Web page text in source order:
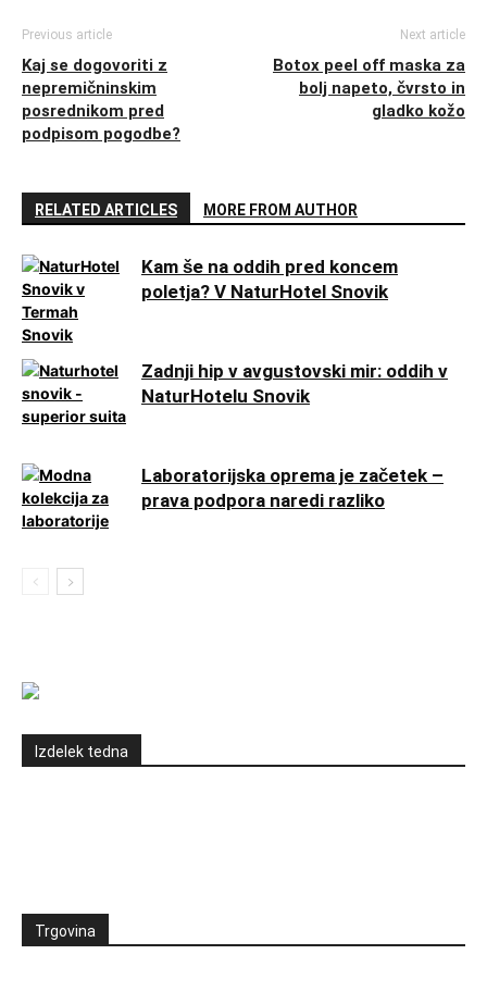
Previous article
Kaj se dogovoriti z
nepremičninskim
posrednikom pred
podpisom pogodbe?
Next article
Botox peel off maska za
bolj napeto, čvrsto in
gladko kožo
RELATED ARTICLES MORE FROM AUTHOR
Kam še na oddih pred koncem
poletja? V NaturHotel Snovik
Zadnji hip v avgustovski mir: oddih v
NaturHotelu Snovik
Laboratorijska oprema je začetek –
prava podpora naredi razliko
Izdelek tedna
Trgovina